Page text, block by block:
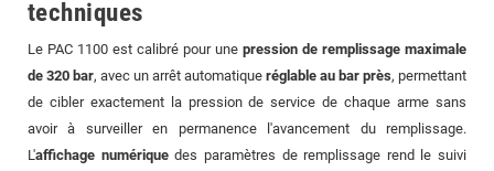
techniques
Le PAC 1100 est calibré pour une pression de remplissage maximale
de 320 bar, avec un arrêt automatique réglable au bar près, permettant
de cibler exactement la pression de service de chaque arme sans
avoir à surveiller en permanence l'avancement du remplissage.
L'affichage numériquedes paramètres de remplissage rend le suivi